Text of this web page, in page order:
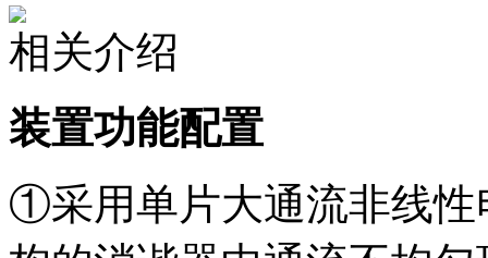
相关介绍
装置功能配置
①采用单片大通流非线性